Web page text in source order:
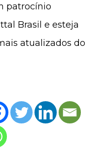
patrocínio
Brasil e esteja
atualizados do